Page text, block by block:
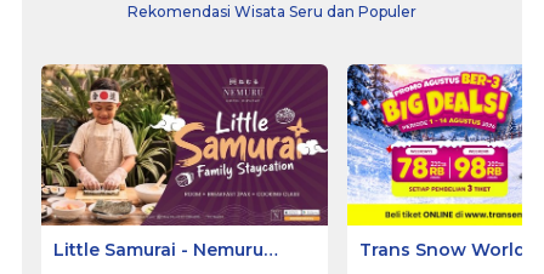
Rekomendasi Wisata Seru dan Populer
Little Samurai - Nemuru
Trans Snow World